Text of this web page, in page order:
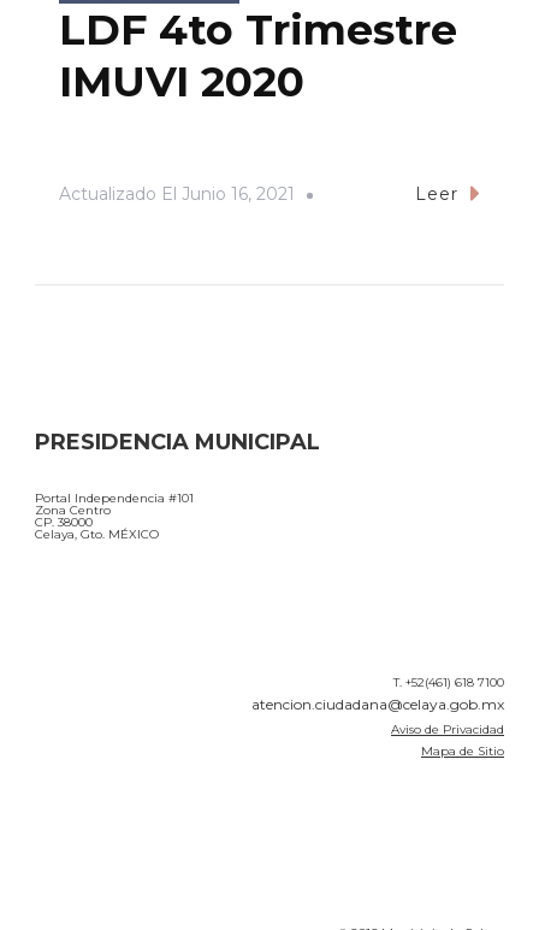
LDF 4to Trimestre
IMUVI 2020
Actualizado El Junio 16, 2021 Leer
PRESIDENCIA MUNICIPAL
Portal Independencia #101
Zona Centro
CP. 38000
Celaya, Gto. MÉXICO
T. +52(461) 618 7100
atencion.ciudadana@celaya.gob.mx
Aviso de Privacidad
Mapa de Sitio